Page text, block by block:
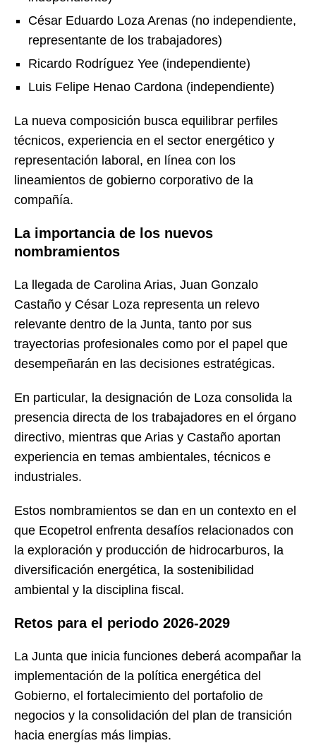
César Eduardo Loza Arenas (no independiente,
representante de los trabajadores)
Ricardo Rodríguez Yee (independiente)
Luis Felipe Henao Cardona (independiente)
La nueva composición busca equilibrar perfiles
técnicos, experiencia en el sector energético y
representación laboral, en línea con los
lineamientos de gobierno corporativo de la
compañía.
La importancia de los nuevos
nombramientos
La llegada de Carolina Arias, Juan Gonzalo
Castaño y César Loza representa un relevo
relevante dentro de la Junta, tanto por sus
trayectorias profesionales como por el papel que
desempeñarán en las decisiones estratégicas.
En particular, la designación de Loza consolida la
presencia directa de los trabajadores en el órgano
directivo, mientras que Arias y Castaño aportan
experiencia en temas ambientales, técnicos e
industriales.
Estos nombramientos se dan en un contexto en el
que Ecopetrol enfrenta desafíos relacionados con
la exploración y producción de hidrocarburos, la
diversificación energética, la sostenibilidad
ambiental y la disciplina fiscal.
Retos para el periodo 2026-2029
La Junta que inicia funciones deberá acompañar la
implementación de la política energética del
Gobierno, el fortalecimiento del portafolio de
negocios y la consolidación del plan de transición
hacia energías más limpias.